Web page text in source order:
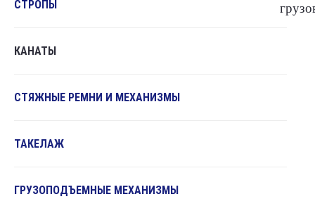
СТРОПЫ
КАНАТЫ
СТЯЖНЫЕ РЕМНИ И МЕХАНИЗМЫ
ТАКЕЛАЖ
ГРУЗОПОДЪЕМНЫЕ МЕХАНИЗМЫ